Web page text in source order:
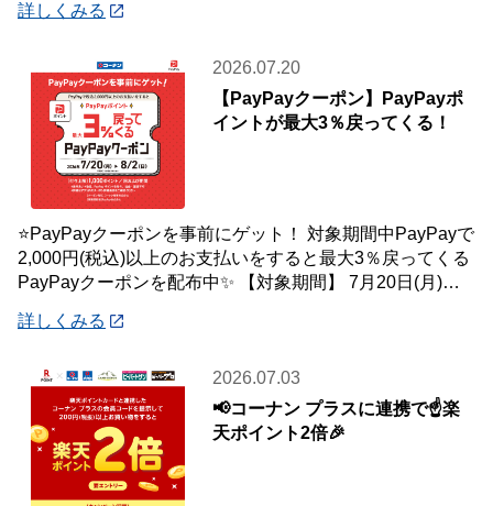
詳しくみる
2026.07.20
【PayPayクーポン】PayPayポ
イントが最大3％戻ってくる！
⭐PayPayクーポンを事前にゲット！ 対象期間中PayPayで
2,000円(税込)以上のお支払いをすると最大3％戻ってくる
PayPayクーポンを配布中✨ 【対象期間】 7月20日(月)～8
詳しくみる
2026.07.03
📢コーナン プラスに連携で☝️楽
天ポイント2倍🎉